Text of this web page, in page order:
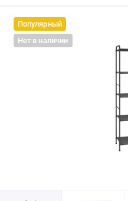
Популярный
Нет в наличии